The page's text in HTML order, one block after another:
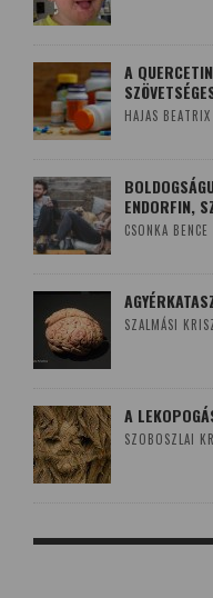
A
HAJAS
ENDORFIN,
CSONKA BENCE
SZALMÁSI
A
SZOBOSZLAI